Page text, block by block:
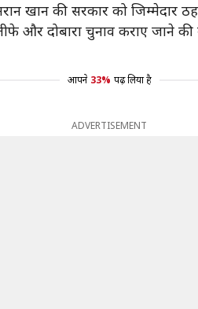
खान की सरकार को जिम्मेदार
और दोबारा चुनाव कराए जाने
आपने 33% पढ़ लिया है
ADVERTISEMENT